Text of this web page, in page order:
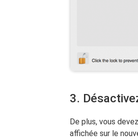
3.
De plus, vous
affichée sur le